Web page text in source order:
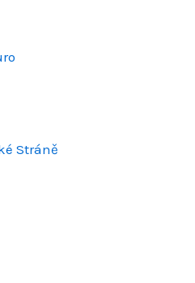
Stráně